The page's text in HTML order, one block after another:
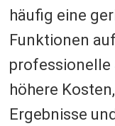
häufig eine
Funktionen
professionelle
höhere
Ergebnisse